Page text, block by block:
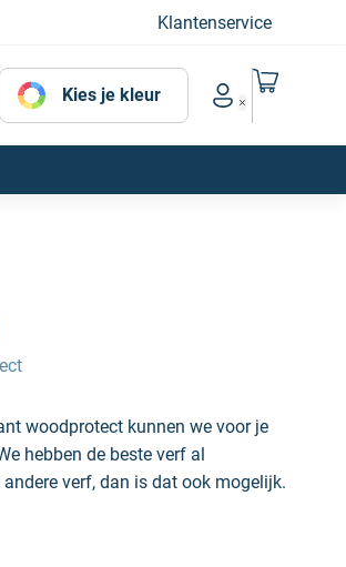
Klantenservice
Kies je kleur
Account menu
Naar mijn
woodprotect kunnen we voor je
hebben de beste verf al
verf, dan is dat ook mogelijk.